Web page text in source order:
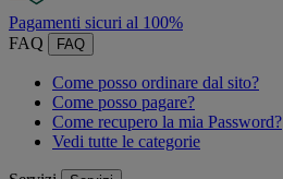
Pagamenti sicuri al 100%
FAQ
FAQ
Come posso ordinare dal sito?
Come posso pagare?
Come recupero la mia Password?
Vedi tutte le categorie